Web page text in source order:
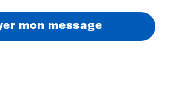
mon message